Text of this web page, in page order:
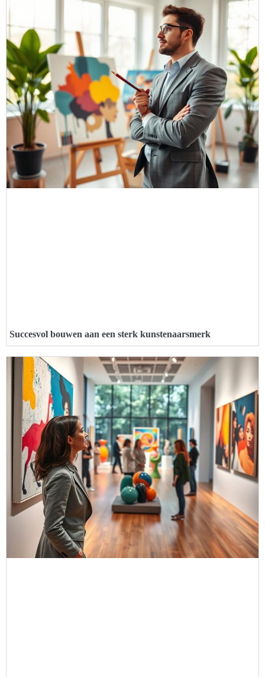
Succesvol bouwen aan een sterk kunstenaarsmerk